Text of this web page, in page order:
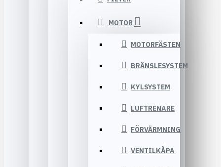
MOTOR
MOTORFÄSTEN
BRÄNSLESYSTEM
KYLSYSTEM
LUFTRENARE
FÖRVÄRMNING
VENTILKÅPA